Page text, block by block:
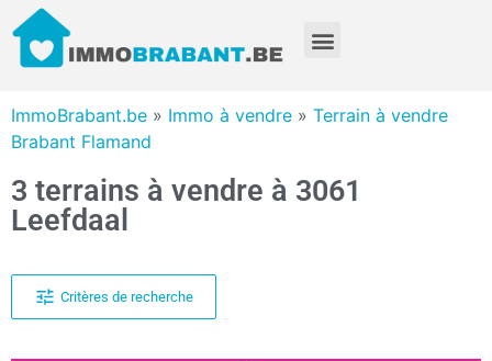
ImmoBrabant.be » Immo à vendre » Terrain à vendre
Brabant Flamand
3 terrains à vendre à 3061
Leefdaal
Critères de recherche